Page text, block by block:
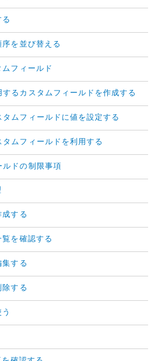
る
を並び替える
ムフィールド
するカスタムフィールドを作成する
タムフィールドに値を設定する
タムフィールドを利用する
ルドの制限事項
成する
を確認する
集する
除する